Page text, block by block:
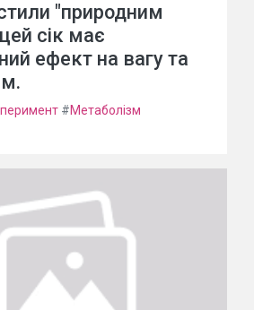
"природним
сік має
ефект на вагу та
#Метаболізм